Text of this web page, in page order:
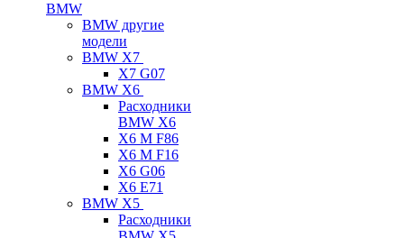
BMW
BMW другие
модели
BMW X7
X7 G07
BMW X6
Расходники
BMW X6
X6 M F86
X6 M F16
X6 G06
X6 E71
BMW X5
Расходники